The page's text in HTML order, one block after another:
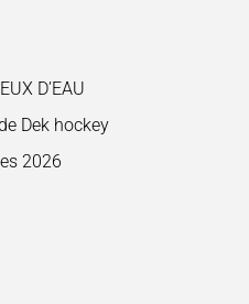
D’EAU
Dek hockey
2026